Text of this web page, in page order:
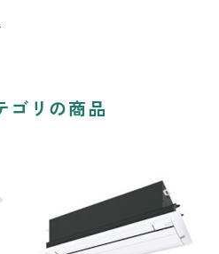
ゴリの商品